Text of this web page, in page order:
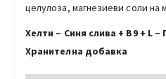
целулоза, магнезиеви соли на
Хелти – Синя слива + В9 + L –
Хранителна добавка